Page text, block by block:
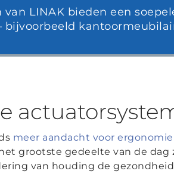
LINAK bieden een
bijvoorbeeld
meer aandacht voor ergonomie
grootste gedeelte van de
van houding de